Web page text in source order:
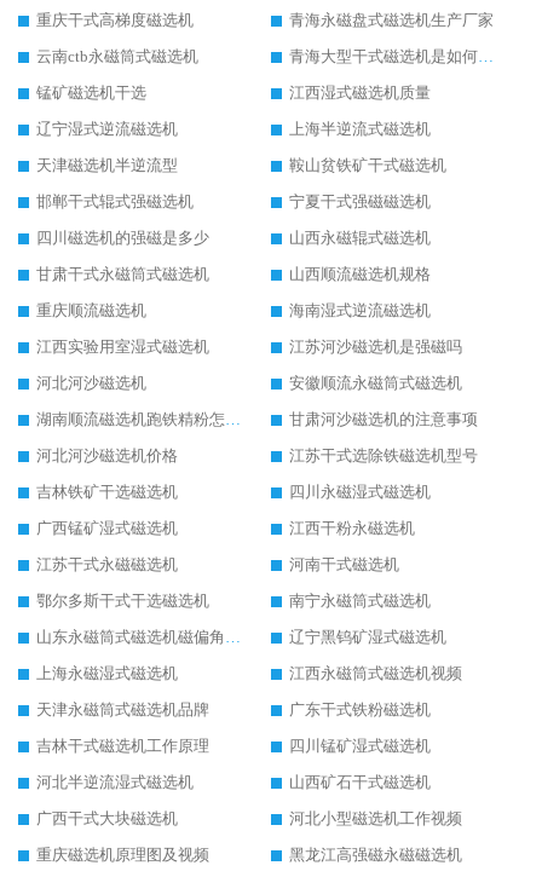
重庆干式高梯度磁选机
青海永磁盘式磁选机生产厂家
云南ctb永磁筒式磁选机
青海大型干式磁选机是如何选矿的
锰矿磁选机干选
江西湿式磁选机质量
辽宁湿式逆流磁选机
上海半逆流式磁选机
天津磁选机半逆流型
鞍山贫铁矿干式磁选机
邯郸干式辊式强磁选机
宁夏干式强磁磁选机
四川磁选机的强磁是多少
山西永磁辊式磁选机
甘肃干式永磁筒式磁选机
山西顺流磁选机规格
重庆顺流磁选机
海南湿式逆流磁选机
江西实验用室湿式磁选机
江苏河沙磁选机是强磁吗
河北河沙磁选机
安徽顺流永磁筒式磁选机
湖南顺流磁选机跑铁精粉怎么处理
甘肃河沙磁选机的注意事项
河北河沙磁选机价格
江苏干式选除铁磁选机型号
吉林铁矿干选磁选机
四川永磁湿式磁选机
广西锰矿湿式磁选机
江西干粉永磁选机
江苏干式永磁磁选机
河南干式磁选机
鄂尔多斯干式干选磁选机
南宁永磁筒式磁选机
山东永磁筒式磁选机磁偏角怎么调整
辽宁黑钨矿湿式磁选机
上海永磁湿式磁选机
江西永磁筒式磁选机视频
天津永磁筒式磁选机品牌
广东干式铁粉磁选机
吉林干式磁选机工作原理
四川锰矿湿式磁选机
河北半逆流湿式磁选机
山西矿石干式磁选机
广西干式大块磁选机
河北小型磁选机工作视频
重庆磁选机原理图及视频
黑龙江高强磁永磁磁选机